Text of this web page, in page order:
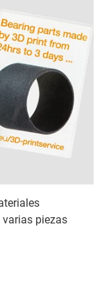
piezas